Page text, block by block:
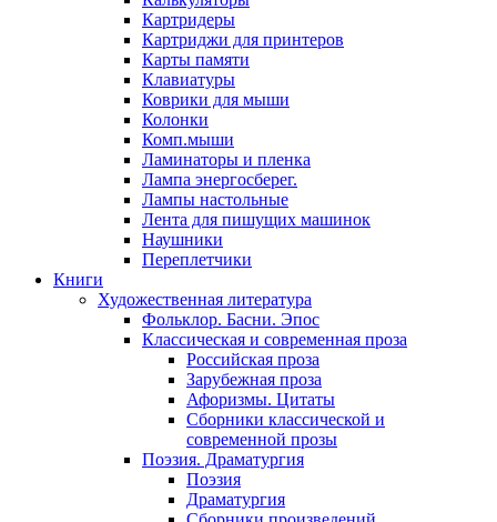
Картридеры
Картриджи для принтеров
Карты памяти
Клавиатуры
Коврики для мыши
Колонки
Комп.мыши
Ламинаторы и пленка
Лампа энергосберег.
Лампы настольные
Лента для пишущих машинок
Наушники
Переплетчики
Книги
Художественная литература
Фольклор. Басни. Эпос
Классическая и современная проза
Российская проза
Зарубежная проза
Афоризмы. Цитаты
Сборники классической и
современной прозы
Поэзия. Драматургия
Поэзия
Драматургия